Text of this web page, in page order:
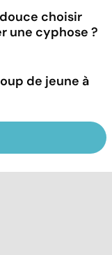
choisir
une cyphose ?
de jeune à